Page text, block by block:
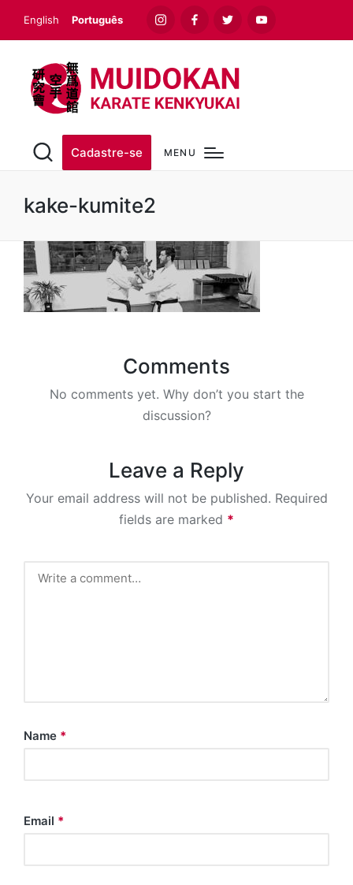
English Português
InstagramFacebookTwitterYoutube
Cadastre-se MENU
kake-kumite2
Comments
No comments yet. Why don’t you start the
discussion?
Leave a Reply
Your email address will not be published. Required
fields are marked *
Name *
Email *